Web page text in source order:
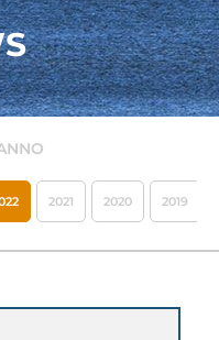
2021 2020 2019